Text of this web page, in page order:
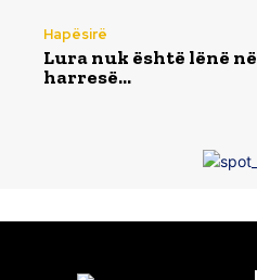
Hapësirë
Lura nuk është lënë në
harresë…